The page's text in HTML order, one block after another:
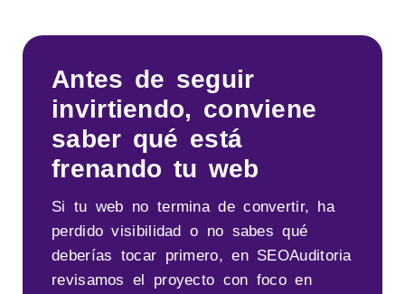
Antes de seguir
invirtiendo, conviene
saber qué está
frenando tu web
Si tu web no termina de convertir, ha
perdido visibilidad o no sabes qué
deberías tocar primero, en SEOAuditoria
revisamos el proyecto con foco en